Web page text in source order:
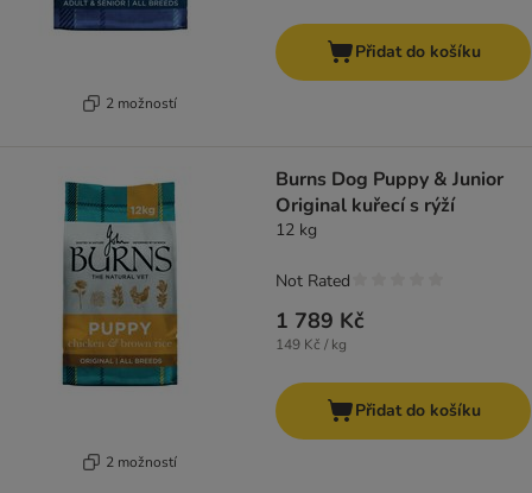
2 možností
Přidat do košíku
2 možností
Burns Dog Puppy & Junior
Original kuřecí s rýží
12 kg
1 789 Kč
149 Kč / kg
Not Rated
Přidat do košíku